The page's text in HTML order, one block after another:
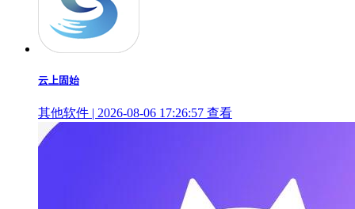
云上固始
其他软件 | 2026-08-06 17:26:57 查看